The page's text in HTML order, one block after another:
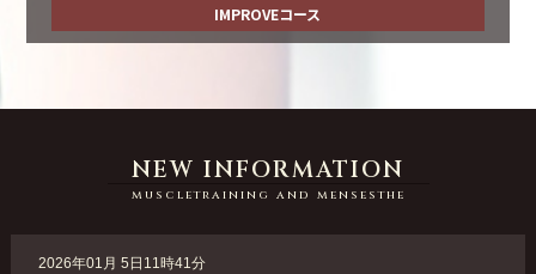
IMPROVEコース
NEW INFORMATION
muscletraining and mensesthe
2026年01月 5日11時41分